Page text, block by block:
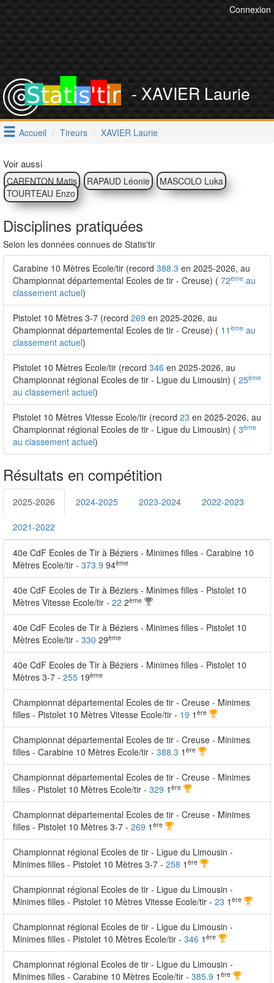
Connexion
- XAVIER Laurie
Accueil Tireurs XAVIER Laurie
Voir aussi
CARENTON Matis RAPAUD Léonie
MASCOLO Luka
TOURTEAU Enzo
Disciplines pratiquées
Selon les données connues de Statis'tir
Carabine 10 Mètres Ecole/tir (record 388.3 en 2025-2026, au
Championnat départemental Ecoles de tir - Creuse) ( 72ème au
classement actuel)
Pistolet 10 Mètres 3-7 (record 269 en 2025-2026, au
Championnat départemental Ecoles de tir - Creuse) ( 11 ème au
classement actuel)
Pistolet 10 Mètres Ecole/tir (record 346 en 2025-2026, au
Championnat régional Ecoles de tir - Ligue du Limousin) ( 25ème
au classement actuel)
Pistolet 10 Mètres Vitesse Ecole/tir (record 23 en 2025-2026, au
Championnat régional Ecoles de tir - Ligue du Limousin) ( 3ème
au classement actuel)
Résultats en compétition
2025-2026 2024-2025 2023-2024 2022-2023
2021-2022
40e CdF Ecoles de Tir à Béziers - Minimes filles - Carabine 10
Mètres Ecole/tir - 373.9 94ème
40e CdF Ecoles de Tir à Béziers - Minimes filles - Pistolet 10
Mètres Vitesse Ecole/tir - 22 2ème
40e CdF Ecoles de Tir à Béziers - Minimes filles - Pistolet 10
Mètres Ecole/tir - 330 29ème
40e CdF Ecoles de Tir à Béziers - Minimes filles - Pistolet 10
Mètres 3-7 - 255 19ème
Championnat départemental Ecoles de tir - Creuse - Minimes
filles - Pistolet 10 Mètres Vitesse Ecole/tir - 19 1 ère
Championnat départemental Ecoles de tir - Creuse - Minimes
filles - Carabine 10 Mètres Ecole/tir - 388.3 1 ère
Championnat départemental Ecoles de tir - Creuse - Minimes
filles - Pistolet 10 Mètres Ecole/tir - 329 1 ère
Championnat départemental Ecoles de tir - Creuse - Minimes
filles - Pistolet 10 Mètres 3-7 - 269 1 ère
Championnat régional Ecoles de tir - Ligue du Limousin -
Minimes filles - Pistolet 10 Mètres 3-7 - 258 1 ère
Championnat régional Ecoles de tir - Ligue du Limousin -
Minimes filles - Pistolet 10 Mètres Vitesse Ecole/tir - 23 1 ère
Championnat régional Ecoles de tir - Ligue du Limousin -
Minimes filles - Pistolet 10 Mètres Ecole/tir - 346 1 ère
Championnat régional Ecoles de tir - Ligue du Limousin -
Minimes filles - Carabine 10 Mètres Ecole/tir - 385.9 1 ère